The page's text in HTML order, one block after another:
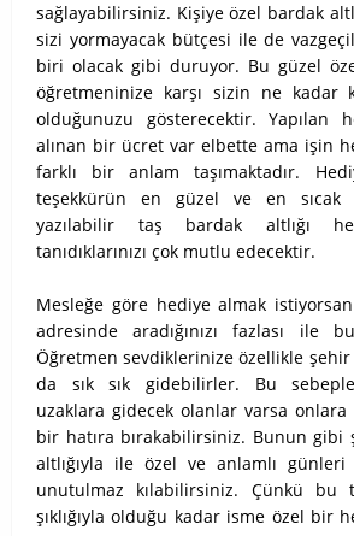
sağlayabilirsiniz. Kişiye özel bardak
sizi yormayacak bütçesi ile de
biri olacak gibi duruyor. Bu güzel
öğretmeninize karşı sizin ne
olduğunuzu gösterecektir. Yapılan
alınan bir ücret var elbette ama işin
farklı bir anlam taşımaktadır.
teşekkürün en güzel ve en
yazılabilir taş bardak altlığı
tanıdıklarınızı çok mutlu edecektir.
Mesleğe göre hediye almak
adresinde aradığınızı fazlası ile
Öğretmen sevdiklerinize özellikle şehir
da sık sık gidebilirler. Bu
uzaklara gidecek olanlar varsa
bir hatıra bırakabilirsiniz. Bunun gibi
altlığıyla ile özel ve anlamlı
unutulmaz kılabilirsiniz. Çünkü bu
şıklığıyla olduğu kadar isme özel bir